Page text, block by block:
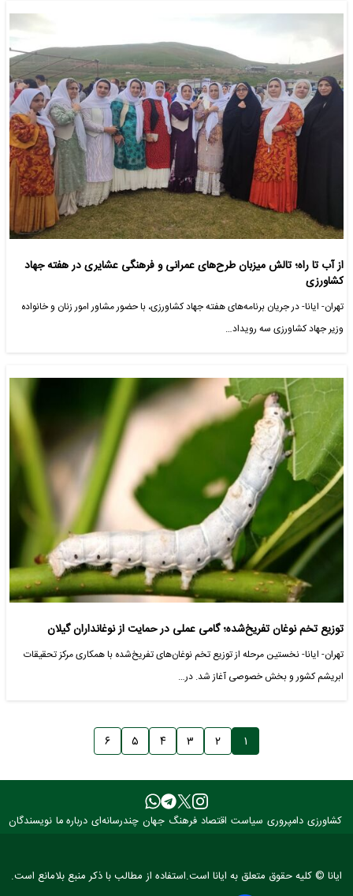
از آب تا راه؛ تالش میزبان طرح‌های عمرانی و فرهنگی عشایری در هفته جهاد
کشاورزی
تهران- ایانا- در جریان برنامه‌های هفته جهاد کشاورزی، با حضور مشاور امور زنان و خانواده
وزیر جهاد کشاورزی سه رویداد…
توزیع تخم نوغان تفریخ‌شده؛ گامی عملی در حمایت از نوغانداران گیلان
تهران- ایانا- نخستین مرحله از توزیع تخم نوغان‌های تفریخ‌شده با همکاری مرکز تحقیقات
ابریشم کشور و بخش خصوصی آغاز شد. در…
۱ ۲ ۳ ۴ ۵ ۶
کشاورزی دامپروری سیاست اقتصاد فرهنگ جهان چندرسانه‌ای درباره ما نویسندگان
ایانا © کلیه حقوق متعلق به ایانا است.استفاده از مطالب با ذکر منبع بلامانع است.